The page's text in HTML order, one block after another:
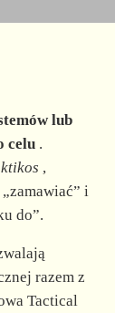
lub
celu.
,
i
do”.
razem z
Tactical